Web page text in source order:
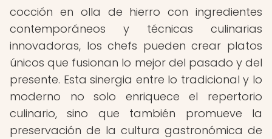
cocción en olla de hierro con ingredientes
contemporáneos y técnicas culinarias
innovadoras, los chefs pueden crear platos
únicos que fusionan lo mejor del pasado y del
presente. Esta sinergia entre lo tradicional y lo
moderno no solo enriquece el repertorio
culinario, sino que también promueve la
preservación de la cultura gastronómica de